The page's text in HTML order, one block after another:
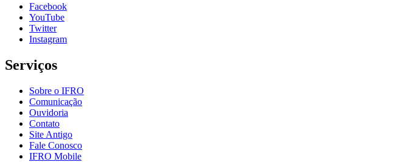
Facebook
YouTube
Twitter
Instagram
Serviços
Sobre o IFRO
Comunicação
Ouvidoria
Contato
Site Antigo
Fale Conosco
IFRO Mobile